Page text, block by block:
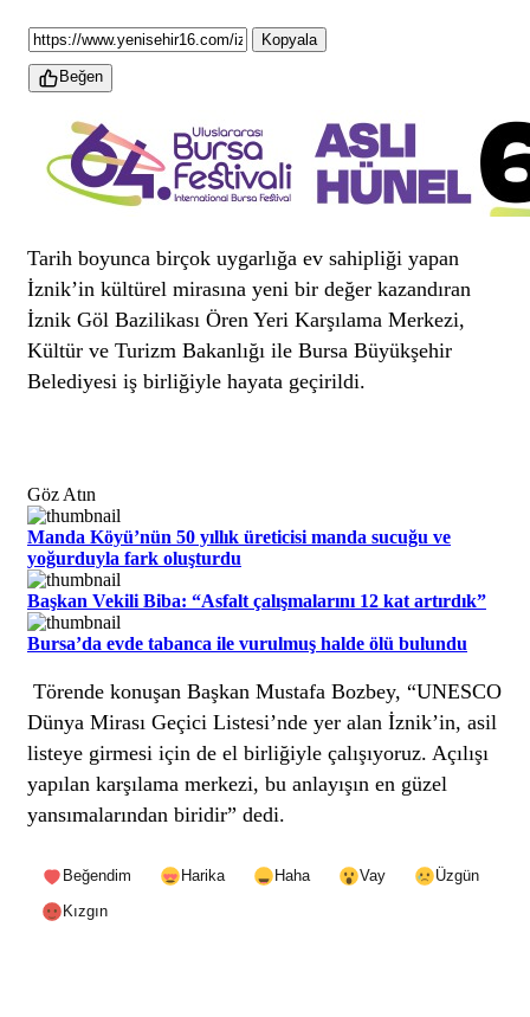
Kopyala
Beğen
Tarih boyunca birçok uygarlığa ev sahipliği yapan
İznik’in kültürel mirasına yeni bir değer kazandıran
İznik Göl Bazilikası Ören Yeri Karşılama Merkezi,
Kültür ve Turizm Bakanlığı ile Bursa Büyükşehir
Belediyesi iş birliğiyle hayata geçirildi.
Göz Atın
Manda Köyü’nün 50 yıllık üreticisi manda sucuğu ve
yoğurduyla fark oluşturdu
Başkan Vekili Biba: “Asfalt çalışmalarını 12 kat artırdık”
Bursa’da evde tabanca ile vurulmuş halde ölü bulundu
Törende konuşan Başkan Mustafa Bozbey, “UNESCO
Dünya Mirası Geçici Listesi’nde yer alan İznik’in, asil
listeye girmesi için de el birliğiyle çalışıyoruz. Açılışı
yapılan karşılama merkezi, bu anlayışın en güzel
yansımalarından biridir” dedi.
Beğendim Harika Haha Vay
Üzgün
Kızgın